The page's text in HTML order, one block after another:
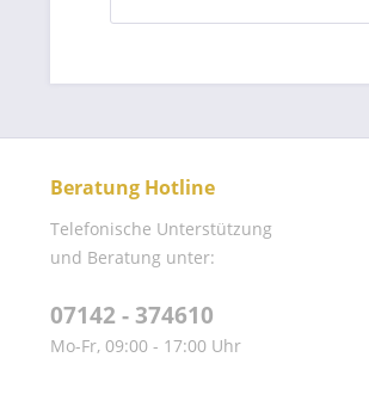
Beratung Hotline
Telefonische Unterstützung
und Beratung unter:
07142 - 374610
Mo-Fr, 09:00 - 17:00 Uhr